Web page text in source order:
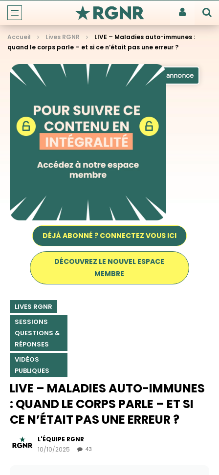
Accueil Lives RGNR
LIVE – Maladies auto-immunes :
quand le corps parle – et si ce n’était pas une erreur ?
DÉJÀ ABONNÉ ? CONNECTEZ VOUS ICI
DÉCOUVREZ LE NOUVEL ESPACE
MEMBRE
LIVES RGNR
SESSIONS
QUESTIONS &
RÉPONSES
VIDÉOS
PUBLIQUES
LIVE – MALADIES AUTO-IMMUNES
: QUAND LE CORPS PARLE – ET SI
CE N’ÉTAIT PAS UNE ERREUR ?
L'ÉQUIPE RGNR
10/10/2025
43
facultatifs. Ils
sont
nécessaires au
fonctionnement
du site Web.